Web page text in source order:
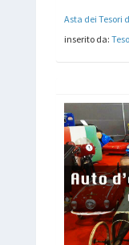
Asta dei Tesori
inserito da: